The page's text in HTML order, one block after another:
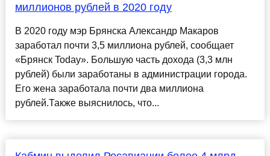
миллионов рублей в 2020 году
В 2020 году мэр Брянска Александр Макаров
заработал почти 3,5 миллиона рублей, сообщает
«Брянск Today». Большую часть дохода (3,3 млн
рублей) были заработаны в администрации города.
Его жена заработала почти два миллиона
рублей.Также выяснилось, что...